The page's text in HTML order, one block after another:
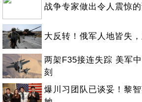
战争专家做出令人震惊的
大反转！俄军人地皆失
两架F35接连失踪 美军
刻
爆川习团队已谈妥！黎